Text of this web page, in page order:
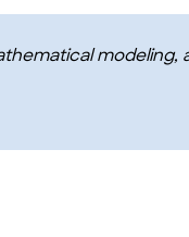
modeling,